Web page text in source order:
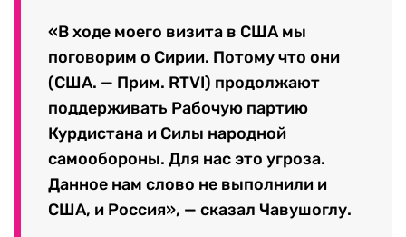
«В ходе моего визита в США мы
поговорим о Сирии. Потому что они
(США. — Прим. RTVI) продолжают
поддерживать Рабочую партию
Курдистана и Силы народной
самообороны. Для нас это угроза.
Данное нам слово не выполнили и
США, и Россия», — сказал Чавушоглу.